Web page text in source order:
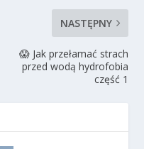
NASTĘPNY
😱 Jak przełamać strach
przed wodą hydrofobia
część 1